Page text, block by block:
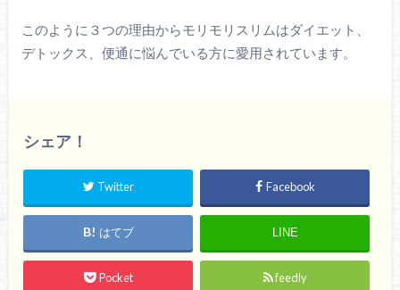
このように３つの理由からモリモリスリムはダイエット、
デトックス、便通に悩んでいる方に愛用されています。
シェア！
Twitter Facebook
はてブ LINE
Pocket feedly